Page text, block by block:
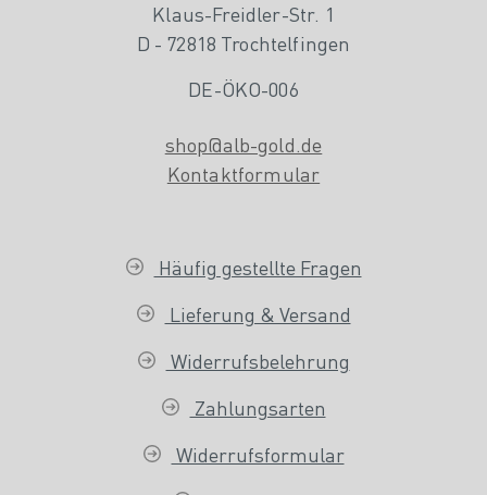
Klaus-Freidler-Str. 1
D - 72818 Trochtelfingen
DE-ÖKO-006
shop@alb-gold.de
Kontaktformular
Häufig gestellte Fragen
Lieferung & Versand
Widerrufsbelehrung
Zahlungsarten
Widerrufsformular